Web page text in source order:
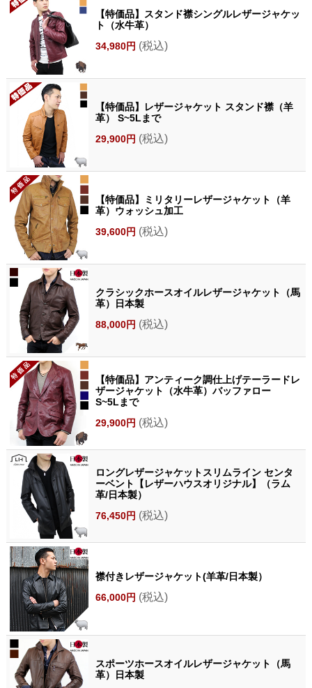
【特価品】スタンド襟シングルレザージャケッ
ト（水牛革）
34,980円 (税込)
【特価品】レザージャケット スタンド襟（羊
革） S~5Lまで
29,900円 (税込)
【特価品】ミリタリーレザージャケット（羊
革）ウォッシュ加工
39,600円 (税込)
クラシックホースオイルレザージャケット（馬
革）日本製
88,000円 (税込)
【特価品】アンティーク調仕上げテーラードレ
ザージャケット（水牛革）バッファロー
S~5Lまで
29,900円 (税込)
ロングレザージャケットスリムライン センタ
ーベント【レザーハウスオリジナル】（ラム
革/日本製）
76,450円 (税込)
襟付きレザージャケット(羊革/日本製）
66,000円 (税込)
スポーツホースオイルレザージャケット（馬
革）日本製